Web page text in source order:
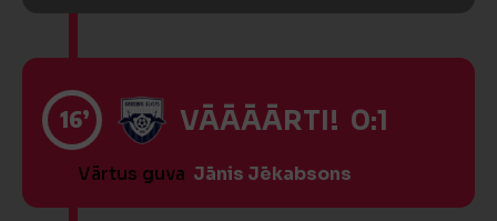
16’ VĀĀĀĀRTI! 0:1
Vārtus guva Jānis Jēkabsons